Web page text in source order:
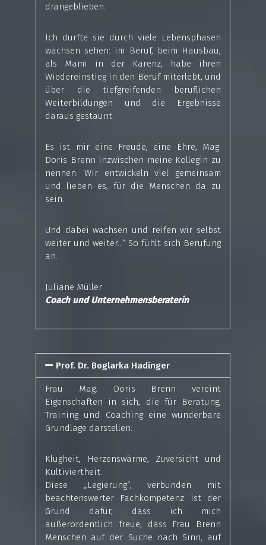
drangeblieben.
Ich durfte sie durch viele Lebensphasen
wachsen sehen: im Beruf, beim Hausbau,
als Mami in der Karenz, habe ihren
Wiedereinstieg in den Beruf miterlebt, und
über die tiefgreifenden beruflichen
Weiterbildungen und die Ergebnisse
daraus gestaunt.
Es ist mir eine Freude, eine Ehre, Mag.
Doris Brenn inzwischen meine Kollegin zu
nennen. Wir entwickeln viel gemeinsam
und lieben es, für die Menschen da zu
sein.
Und dabei wachsen und reifen wir selbst
weiter und weiter…“ So fühlt sich Berufung
an.
Juliane Müller
Coach und Unternehmensberaterin
Prof. Dr. Boglarka Hadinger
Frau Mag. Doris Brenn vereint
Eigenschaften in sich, die für Beratung,
Training und Coaching eine wunderbare
Grundlage darstellen:
Klugheit, Herzenswärme, Zuversicht und
Kultiviertheit.
Diese „Legierung“, verbunden mit
beachtenswerter Fachkompetenz ist der
Grund dafür, dass ich mich
außerordentlich freue, dass Frau Brenn
Menschen auf der Suche nach Sinn, auf